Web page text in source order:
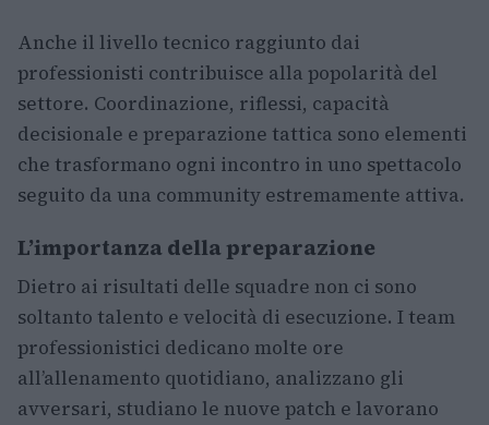
Anche il livello tecnico raggiunto dai
professionisti contribuisce alla popolarità del
settore. Coordinazione, riflessi, capacità
decisionale e preparazione tattica sono elementi
che trasformano ogni incontro in uno spettacolo
seguito da una community estremamente attiva.
L’importanza della preparazione
Dietro ai risultati delle squadre non ci sono
soltanto talento e velocità di esecuzione. I team
professionistici dedicano molte ore
all’allenamento quotidiano, analizzano gli
avversari, studiano le nuove patch e lavorano